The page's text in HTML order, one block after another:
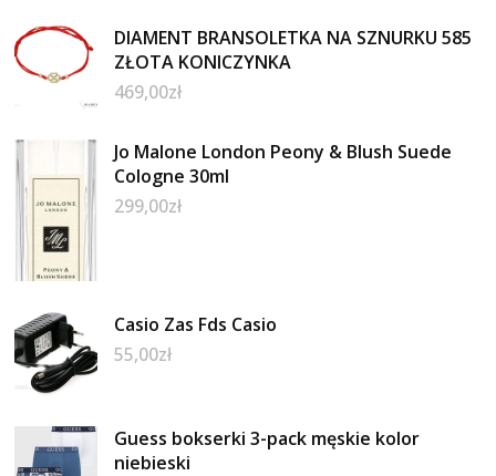
DIAMENT BRANSOLETKA NA SZNURKU 585
ZŁOTA KONICZYNKA
469,00zł
Jo Malone London Peony & Blush Suede
Cologne 30ml
299,00zł
Casio Zas Fds Casio
55,00zł
Guess bokserki 3-pack męskie kolor
niebieski